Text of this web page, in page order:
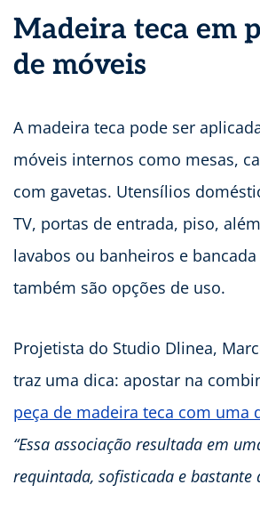
Madeira teca em
de móveis
A madeira teca pode ser
móveis internos como mesas,
com gavetas. Utensílios
TV, portas de entrada, piso,
lavabos ou banheiros e
também são opções de uso.
Projetista do Studio Dlinea,
traz uma dica: apostar na
peça de madeira teca com uma
“Essa associação resultada em
requintada, sofisticada e bastante